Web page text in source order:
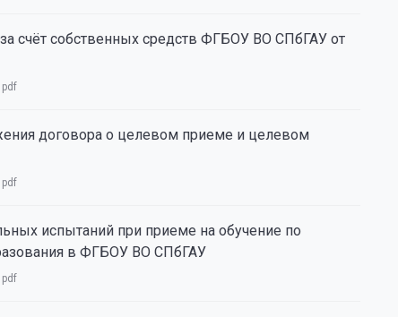
счёт собственных средств ФГБОУ ВО СПбГАУ от
pdf
договора о целевом приеме и целевом
pdf
испытаний при приеме на обучение по
в ФГБОУ ВО СПбГАУ
pdf